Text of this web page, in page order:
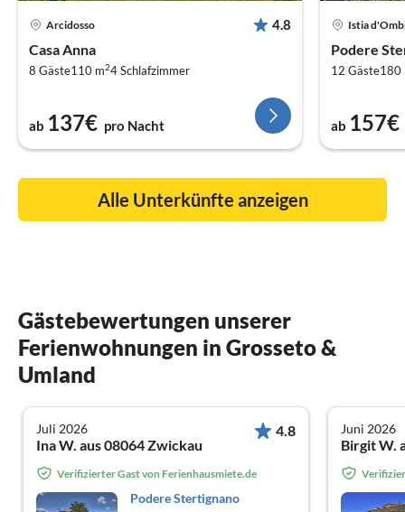
Arcidosso 4.8
Casa Anna
8 Gäste110 m24Schlafzimmer
ab 137€ pro Nacht
Istia
Podere
12 Gäste180
ab 157€
Alle Unterkünfte anzeigen
Gästebewertungen unserer
Ferienwohnungen in Grosseto &
Umland
Juli 2026
Ina W. aus 08064 Zwickau
4.8
Verifizierter Gast von Ferienhausmiete.de
Podere Stertignano
Juni 2026
Birgit W.